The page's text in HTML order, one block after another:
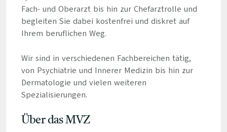
Fach- und Oberarzt bis hin zur Chefarztrolle und
begleiten Sie dabei kostenfrei und diskret auf
Ihrem beruflichen Weg.
Wir sind in verschiedenen Fachbereichen tätig,
von Psychiatrie und Innerer Medizin bis hin zur
Dermatologie und vielen weiteren
Spezialisierungen.
Über das MVZ